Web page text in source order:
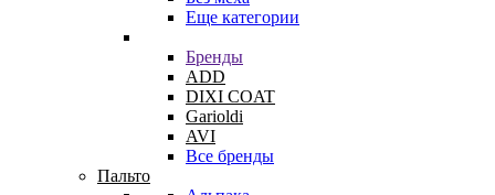
Еще категории
Бренды
ADD
DIXI COAT
Garioldi
AVI
Все бренды
Пальто